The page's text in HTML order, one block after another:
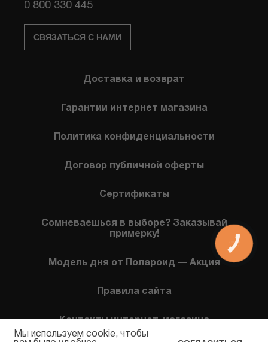
0 800 330 445
СВЯЗАТЬСЯ С НАМИ
Доставка и возврат
Гарантии интернет магазина
Политика конфиденциальности
Договор публичной оферты
Сертификаты
Сомневаешься в выборе? Заказывай
примерку!
Модель дня от Полароид — Акция
Правила сайта
Контакты интернет-магазина
Мы используем cookie, чтобы
КНОПКА
СВЯЗИ